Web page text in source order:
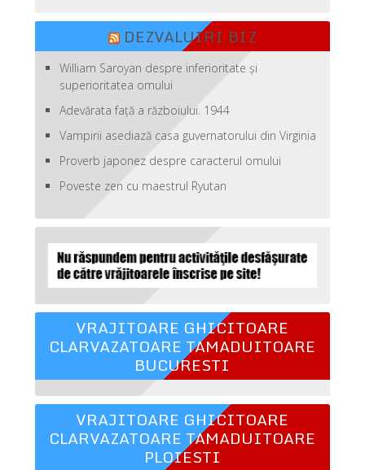
DEZVALUIRI BIZ
William Saroyan despre inferioritate şi
superioritatea omului
Adevărata față a războiului. 1944
Vampirii asediază casa guvernatorului din Virginia
Proverb japonez despre caracterul omului
Poveste zen cu maestrul Ryutan
VRAJITOARE GHICITOARE
CLARVAZATOARE TAMADUITOARE
BUCURESTI
VRAJITOARE GHICITOARE
CLARVAZATOARE TAMADUITOARE
PLOIESTI